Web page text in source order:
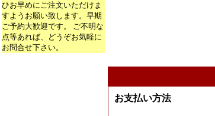
ひお早めにご注文いただけま
すようお願い致します。早期
ご予約大歓迎です。 ご不明な
点等あれば、どうぞお気軽に
お問合せ下さい。
お支払い方法